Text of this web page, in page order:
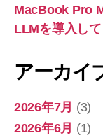
MacBook Pro
LLMを導入し
アーカイ
2026年7月 (3)
2026年6月 (1)